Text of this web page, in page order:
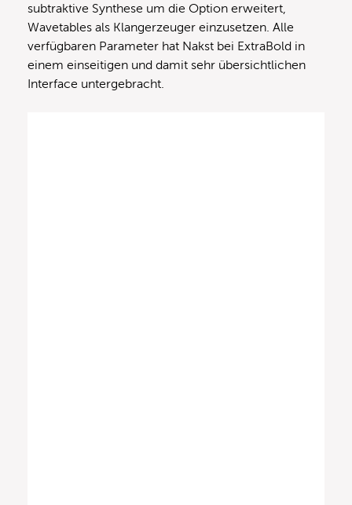
subtraktive Synthese um die Option erweitert,
Wavetables als Klangerzeuger einzusetzen. Alle
verfügbaren Parameter hat Nakst bei ExtraBold in
einem einseitigen und damit sehr übersichtlichen
Interface untergebracht.